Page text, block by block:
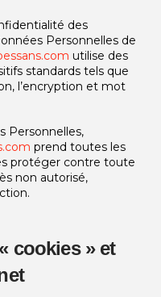
des
Personnelles de
utilise des
standards tels que
l’encryption et mot
Personnelles,
prend toutes les
protéger contre toute
non autorisé,
cookies » et